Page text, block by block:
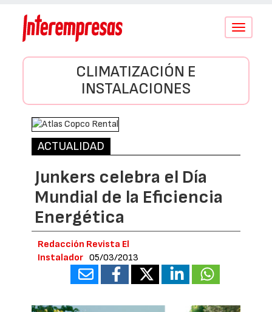
Conmutar
CLIMATIZACIÓN E
INSTALACIONES
ACTUALIDAD
Junkers celebra el Día
Mundial de la Eficiencia
Energética
Redacción Revista El
Instalador 05/03/2013